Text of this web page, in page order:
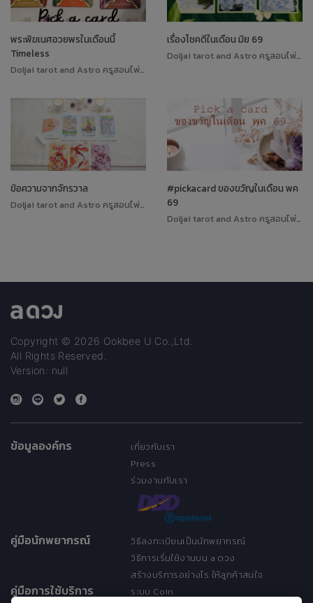
พระพิฆเนศอวยพรในเดือนนี้
Timeless
Doljai tarot and Astro ครูสอนไพ่ทาโรต์
เรื่องโชคดีในเดือน มิย 69
Doljai tarot and Astro ครูสอนไพ่ทาโรต์
ข้อความจากจักรวาล
Doljai tarot and Astro ครูสอนไพ่ทาโรต์
#pickacard ของขวัญในเดือน พค
69
Doljai tarot and Astro ครูสอนไพ่ทาโรต์
Copyright © 2026 Ookbee U Co.,Ltd.
All Rights Reserved.
Version: null
ข้อมูลองค์กร
เกี่ยวกับเรา
Press
ร่วมงานกับเรา
คู่มือนักพยากรณ์
วิธีลงทะเบียนเป็นนักพยากรณ์
วิธีการเริ่มใช้งานบน a ดวง
สร้างบริการอย่างไร ให้ลูกค้าสนใจ
คู่มือการใช้บริการ
ระบบ Coin